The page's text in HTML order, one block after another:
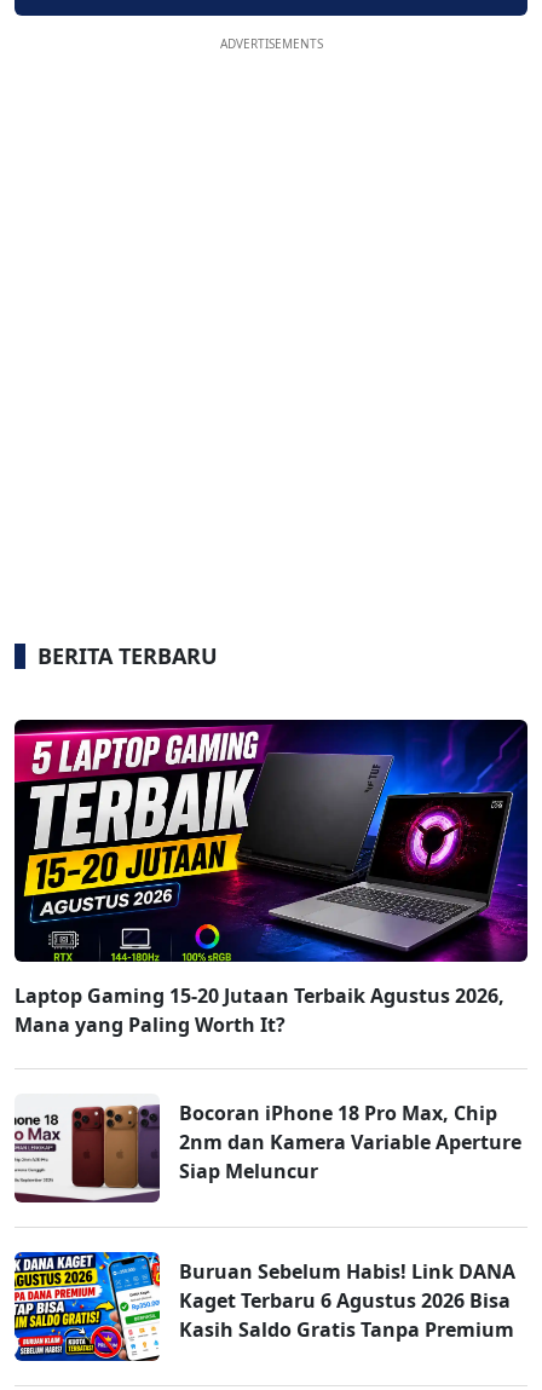
ADVERTISEMENTS
BERITA TERBARU
Laptop Gaming 15-20 Jutaan Terbaik Agustus 2026,
Mana yang Paling Worth It?
Bocoran iPhone 18 Pro Max, Chip
2nm dan Kamera Variable Aperture
Siap Meluncur
Buruan Sebelum Habis! Link DANA
Kaget Terbaru 6 Agustus 2026 Bisa
Kasih Saldo Gratis Tanpa Premium